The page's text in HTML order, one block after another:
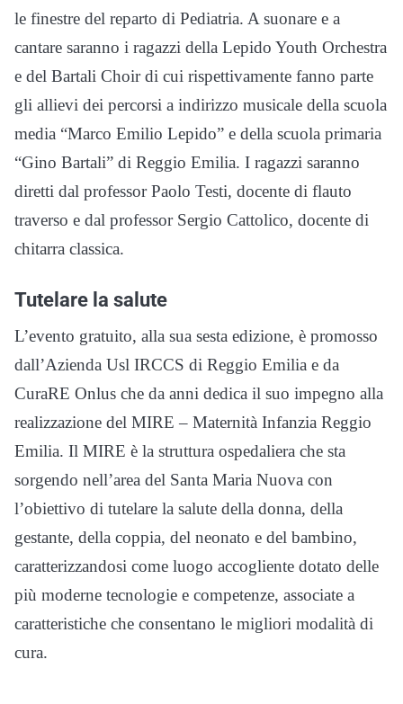
le finestre del reparto di Pediatria. A suonare e a
cantare saranno i ragazzi della Lepido Youth Orchestra
e del Bartali Choir di cui rispettivamente fanno parte
gli allievi dei percorsi a indirizzo musicale della scuola
media “Marco Emilio Lepido” e della scuola primaria
“Gino Bartali” di Reggio Emilia. I ragazzi saranno
diretti dal professor Paolo Testi, docente di flauto
traverso e dal professor Sergio Cattolico, docente di
chitarra classica.
Tutelare la salute
L’evento gratuito, alla sua sesta edizione, è promosso
dall’Azienda Usl IRCCS di Reggio Emilia e da
CuraRE Onlus che da anni dedica il suo impegno alla
realizzazione del MIRE – Maternità Infanzia Reggio
Emilia. Il MIRE è la struttura ospedaliera che sta
sorgendo nell’area del Santa Maria Nuova con
l’obiettivo di tutelare la salute della donna, della
gestante, della coppia, del neonato e del bambino,
caratterizzandosi come luogo accogliente dotato delle
più moderne tecnologie e competenze, associate a
caratteristiche che consentano le migliori modalità di
cura.